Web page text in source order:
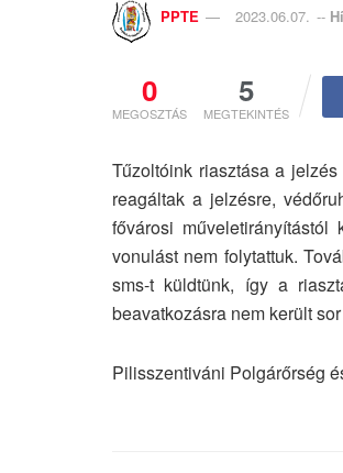
PPTE 2023.06.07. --
0
MEGOSZTÁS
5
MEGTEKINTÉS
Tűzoltóink riasztása a
reagáltak a jelzésre,
fővárosi
vonulást nem folytattuk.
sms-t küldtünk, így a
beavatkozásra nem került
Pilisszentiváni Polgárőrség